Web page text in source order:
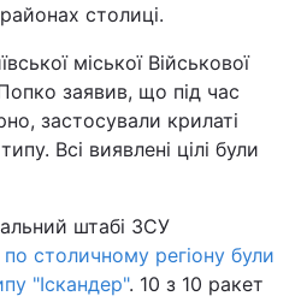
столиці.
міської Військової
Попко заявив, що під час
застосували крилаті
Всі виявлені цілі були
штабі ЗСУ
столичному регіону були
"Іскандер". 10 з 10 ракет